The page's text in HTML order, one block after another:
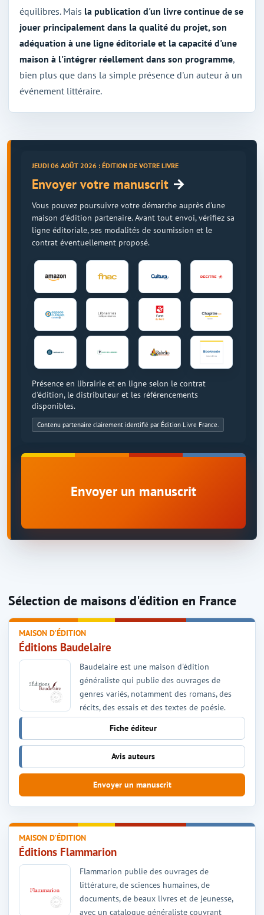
équilibres. Mais la publication d'un livre continue de se
jouer principalement dans la qualité du projet, son
adéquation à une ligne éditoriale et la capacité d'une
maison à l'intégrer réellement dans son programme,
bien plus que dans la simple présence d'un auteur à un
événement littéraire.
JEUDI 06 AOÛT 2026 : ÉDITION DE VOTRE LIVRE
Envoyer votre manuscrit →
Vous pouvez poursuivre votre démarche auprès d'une
maison d'édition partenaire. Avant tout envoi, vérifiez sa
ligne éditoriale, ses modalités de soumission et le
contrat éventuellement proposé.
Présence en librairie et en ligne selon le contrat
d'édition, le distributeur et les référencements
disponibles.
Contenu partenaire clairement identifié par Édition Livre France.
Envoyer un manuscrit
Sélection de maisons d'édition en France
MAISON D'ÉDITION
Éditions Baudelaire
Baudelaire est une maison d'édition
généraliste qui publie des ouvrages de
genres variés, notamment des romans, des
récits, des essais et des textes de poésie.
Fiche éditeur
Avis auteurs
Envoyer un manuscrit
MAISON D'ÉDITION
Éditions Flammarion
Flammarion publie des ouvrages de
littérature, de sciences humaines, de
documents, de beaux livres et de jeunesse,
avec un catalogue généraliste couvrant